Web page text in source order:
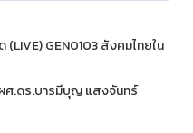
GEN0103 สังคมไทยใน
ศ.ดร.บารมีบุญ แสงจันทร์